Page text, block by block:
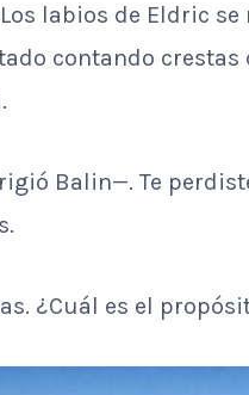
labios de Eldric
contando crestas
Balin—. Te
¿Cuál es el